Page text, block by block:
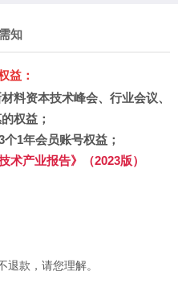
知
益：
料资本技术峰会、行业会议、
权益；
1年会员账号权益 ；
术产业报告》（2023版）
款，请您理解。